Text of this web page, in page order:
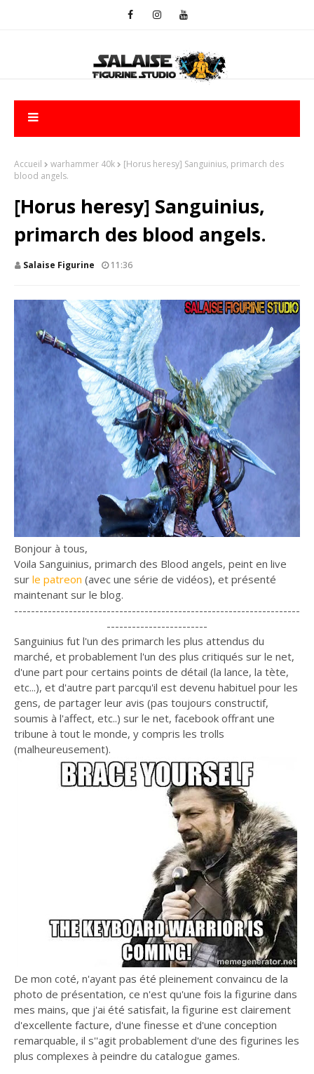
Accueil warhammer 40k
[Horus heresy] Sanguinius, primarch des
blood angels.
[Horus heresy] Sanguinius,
primarch des blood angels.
Salaise Figurine 11:36
Bonjour à tous,
Voila Sanguinius, primarch des Blood angels, peint en live
sur le patreon (avec une série de vidéos), et présenté
maintenant sur le blog.
--------------------------------------------------------------------
------------------------
Sanguinius fut l'un des primarch les plus attendus du
marché, et probablement l'un des plus critiqués sur le net,
d'une part pour certains points de détail (la lance, la tète,
etc...), et d'autre part parcqu'il est devenu habituel pour les
gens, de partager leur avis (pas toujours constructif,
soumis à l'affect, etc..) sur le net, facebook offrant une
tribune à tout le monde, y compris les trolls
(malheureusement).
De mon coté, n'ayant pas été pleinement convaincu de la
photo de présentation, ce n'est qu'une fois la figurine dans
mes mains, que j'ai été satisfait, la figurine est clairement
d'excellente facture, d'une finesse et d'une conception
remarquable, il s''agit probablement d'une des figurines les
plus complexes à peindre du catalogue games.